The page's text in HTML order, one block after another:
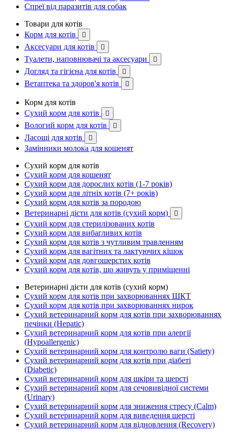
Спреї від паразитів для собак
Товари для котів
Корм для котів

Аксесуари для котів 
Туалети, наповнювачі та аксесуари 
Догляд та гігієна для котів 
Ветаптека та здоров'я котів 
Корм для котів
Сухий корм для котів

Вологий корм для котів 
Ласощі для котів 
Замінники молока для кошенят
Сухий корм для котів
Сухий корм для кошенят
Сухий корм для дорослих котів (1-7 років)
Сухий корм для літніх котів (7+ років)
Сухий корм для котів за породою
Ветеринарні дієти для котів (сухий корм)

Сухий корм для стерилізованих котів
Сухий корм для вибагливих котів
Сухий корм для котів з чутливим травленням
Сухий корм для вагітних та лактуючих кішок
Сухий корм для довгошерстих котів
Сухий корм для котів, що живуть у приміщенні
Ветеринарні дієти для котів (сухий корм)
Сухий корм для котів при захворюваннях ШКТ
Сухий корм для котів при захворюваннях нирок
Сухий ветеринарний корм для котів при захворюваннях
печінки (Hepatic)
Сухий ветеринарний корм для котів при алергії
(Hypoallergenic)
Сухий ветеринарний корм для контролю ваги (Satiety)
Сухий ветеринарний корм для котів при діабеті
(Diabetic)
Сухий ветеринарний корм для шкіри та шерсті
Сухий ветеринарний корм для сечовивідної системи
(Urinary)
Сухий ветеринарний корм для зниження стресу (Calm)
Сухий ветеринарний корм для виведення шерсті
Сухий ветеринарний корм для відновлення (Recovery)